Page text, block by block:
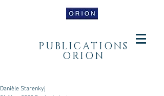
PUBLICATIONS
ORION
Danièle Starenkyj